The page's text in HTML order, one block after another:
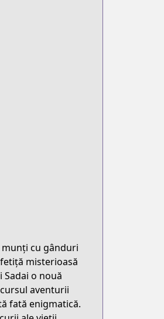
munți cu gânduri
misterioasă
o nouă
aventurii
fată enigmatică.